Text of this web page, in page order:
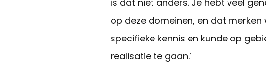
is dat niet anders. Je hebt veel
op deze domeinen, en dat
specifieke kennis en kunde op
realisatie te gaan.’